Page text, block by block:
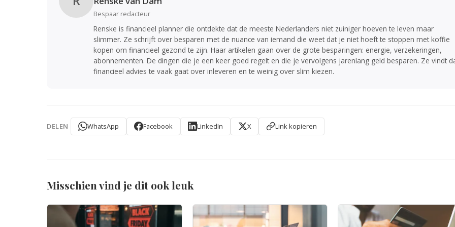
Bespaar redacteur
Renske is financieel planner die ontdekte dat de meeste Nederlanders niet zuiniger hoeven te leven maar
slimmer. Ze schrijft over besparen met de nuance van iemand die weet dat je niet hoeft te stoppen met koffie
kopen om financieel gezond te zijn. Haar artikelen gaan over de grote besparingen: energie, verzekeringen,
abonnementen. De dingen die je een keer goed regelt en die je vervolgens jarenlang geld besparen. Ze vindt
financieel advies te vaak gaat over inleveren en te weinig over slim kiezen.
DELEN WhatsApp Facebook LinkedIn X Link kopieren
Misschien vind je dit ook leuk